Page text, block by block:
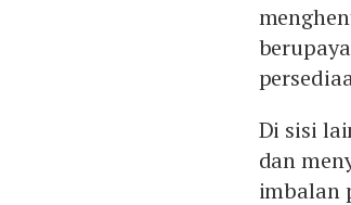
Di sisi
dan
imbalan